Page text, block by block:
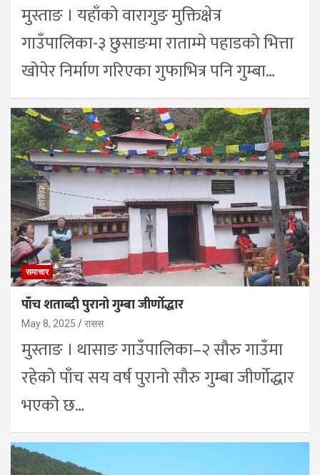
मुस्ताङ । यहाँको वारागुङ मुक्तिक्षेत्र
गाउँपालिका-३ छुसाङमा राताम्मे पहाडको भित्ता
खोपेर निर्माण गरिएका गुफाभित्र पनि गुम्बा…
समाचार
पाँच शताब्दी पुरानो गुम्बा जीर्णोद्धार
May 8, 2025 रासस
मुस्ताङ । थासाङ गाउँपालिका–२ सौरु गाउँमा
रहेको पाँच सय वर्ष पुरानो सौरु गुम्बा जीर्णोद्धार
भएको छ…